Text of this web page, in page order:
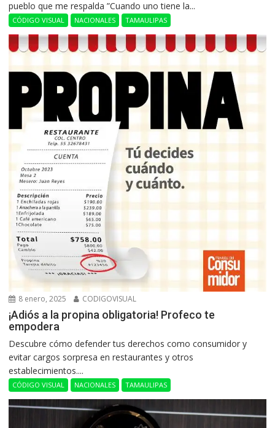
pueblo que me respalda ”Cuando uno tiene la...
CÓDIGO VISUAL NACIONALES TAMAULIPAS
8 enero, 2025 CODIGOVISUAL
¡Adiós a la propina obligatoria! Profeco te
empodera
Descubre cómo defender tus derechos como consumidor y
evitar cargos sorpresa en restaurantes y otros
establecimientos....
CÓDIGO VISUAL NACIONALES TAMAULIPAS